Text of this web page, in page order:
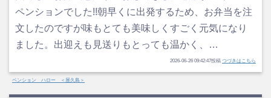
ペンションでした!!朝早くに出発するため、お弁当を注
文したのですが味もとても美味しくすごく元気になり
ました。出迎えも見送りもとっても温かく、…
2026-06-26 09:42:47投稿 つづきはこちら
ペンション ハロー ＜屋久島＞